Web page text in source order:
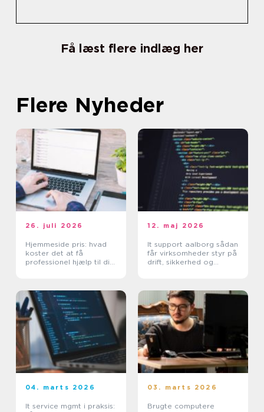
Få læst flere indlæg her
Flere Nyheder
26. juli 2026
Hjemmeside pris: hvad
koster det at få
professionel hjælp til din
12. maj 2026
It support aalborg sådan
får virksomheder styr på
drift, sikkerhed og
04. marts 2026
It service mgmt i praksis:
03. marts 2026
Brugte computere